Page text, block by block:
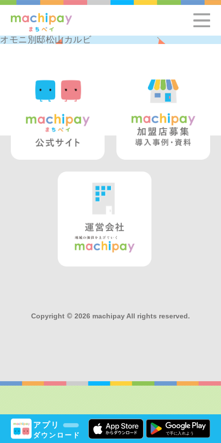
アプリ
ダウンロード
オモニ別邸松山カルビ
Copyright © 2026 machipay All rights reserved.